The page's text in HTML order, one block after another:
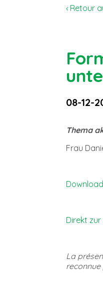
‹ Retour
08-12-
Thema
Frau
Direkt
La
reconnue